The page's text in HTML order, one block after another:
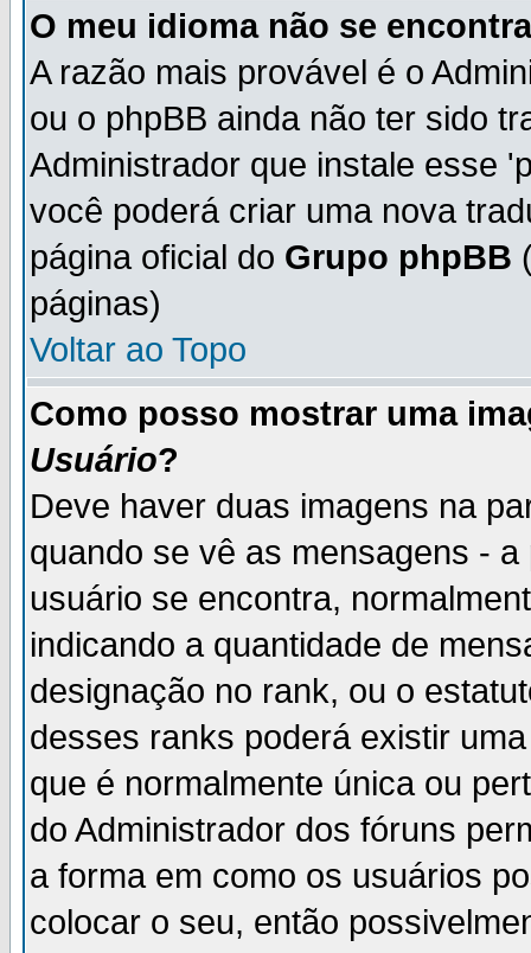
O meu idioma não se
A razão mais provável é o
ou o phpBB ainda não ter sido
Administrador que instale esse
você poderá criar uma nova
página oficial do Grupo phpBB
páginas)
Voltar ao Topo
Como posso mostrar uma
Usuário?
Deve haver duas imagens na
quando se vê as mensagens -
usuário se encontra,
indicando a quantidade de
designação no rank, ou o
desses ranks poderá existir
que é normalmente única ou
do Administrador dos fóruns
a forma em como os usuários
colocar o seu, então